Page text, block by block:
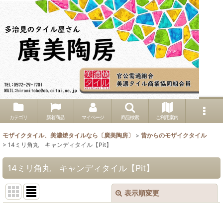
カテゴリ 新着商品 マイページ 商品検索 ご利用案内
モザイクタイル、美濃焼タイルなら〔廣美陶房〕 > 昔からのモザイクタイル
> 14ミリ角丸 キャンディタイル【Pit】
14ミリ角丸 キャンディタイル【Pit】
表示順変更